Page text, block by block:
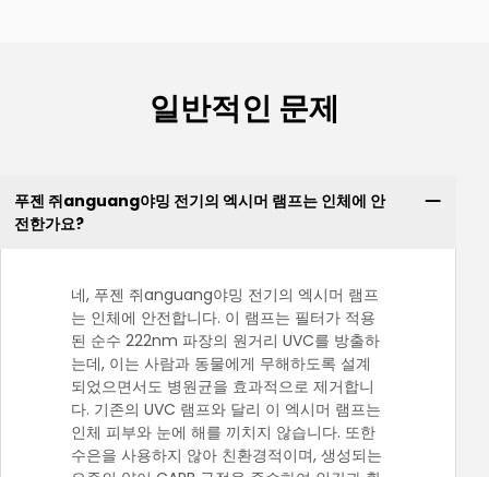
일반적인 문제
푸젠 쥐anguang야밍 전기의 엑시머 램프는 인체에 안
전한가요?
네, 푸젠 쥐anguang야밍 전기의 엑시머 램프
는 인체에 안전합니다. 이 램프는 필터가 적용
된 순수 222nm 파장의 원거리 UVC를 방출하
는데, 이는 사람과 동물에게 무해하도록 설계
되었으면서도 병원균을 효과적으로 제거합니
다. 기존의 UVC 램프와 달리 이 엑시머 램프는
인체 피부와 눈에 해를 끼치지 않습니다. 또한
수은을 사용하지 않아 친환경적이며, 생성되는